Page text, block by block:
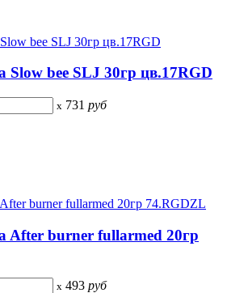
Slow bee SLJ 30гр цв.17RGD
x 731 руб
After burner fullarmed 20гр
x 493 руб